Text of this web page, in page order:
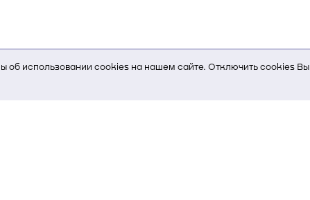
использовании cookies на нашем сайте. Отключить cookies Вы